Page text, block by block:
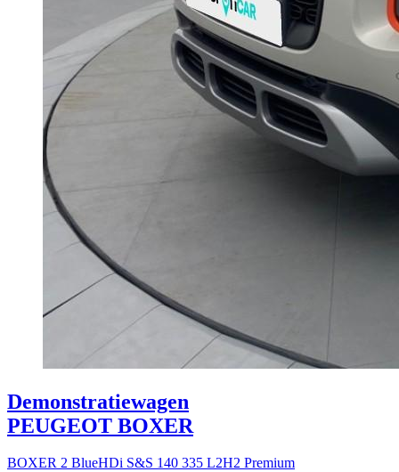
Demonstratiewagen
PEUGEOT BOXER
BOXER 2 BlueHDi S&S 140 335 L2H2 Premium